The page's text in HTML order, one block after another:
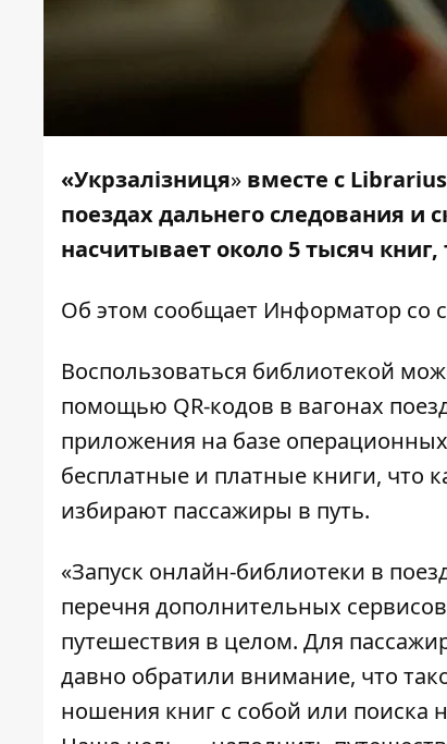
«Укрзалізниця» вместе с
поездах дальнего следования и
насчитывает около 5 тысяч
Об этом сообщает Информатор со
Воспользоваться библиотекой
помощью QR-кодов в вагонах
приложения на базе
бесплатные и платные книги, что
избирают пассажиры в путь.
«Запуск онлайн-библиотеки в
перечня дополнительных
путешествия в целом. Для
давно обратили внимание, что
ношения книг с собой или поиска